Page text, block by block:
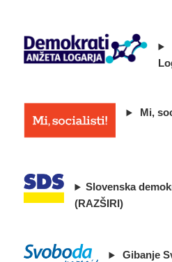
Mi,
Slovenska
(RAZŠIRI)
Gibanje